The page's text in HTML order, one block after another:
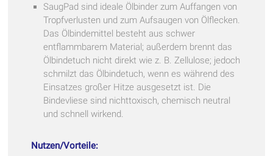
SaugPad sind ideale Ölbinder zum Auffangen von
Tropfverlusten und zum Aufsaugen von Ölflecken.
Das Ölbindemittel besteht aus schwer
entflammbarem Material; außerdem brennt das
Ölbindetuch nicht direkt wie z. B. Zellulose; jedoch
schmilzt das Ölbindetuch, wenn es während des
Einsatzes großer Hitze ausgesetzt ist. Die
Bindevliese sind nichttoxisch, chemisch neutral
und schnell wirkend.
Nutzen/Vorteile: